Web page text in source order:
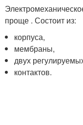
проще . Состоит из:
корпуса,
мембраны,
двух
контактов.